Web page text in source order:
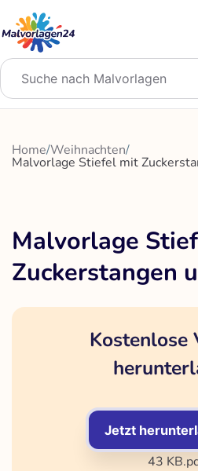
Inhalt
springen
Home/Weihnachten/
Malvorlage Stiefel mit
Malvorlage
Zuckerstangen
Kostenlose
Jetzt
43 KB